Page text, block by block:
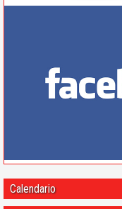
Calendario